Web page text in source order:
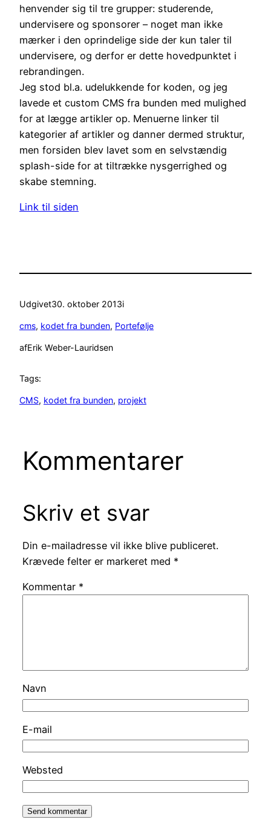
henvender sig til tre grupper: studerende,
undervisere og sponsorer – noget man ikke
mærker i den oprindelige side der kun taler til
undervisere, og derfor er dette hovedpunktet i
rebrandingen.
Jeg stod bl.a. udelukkende for koden, og jeg
lavede et custom CMS fra bunden med mulighed
for at lægge artikler op. Menuerne linker til
kategorier af artikler og danner dermed struktur,
men forsiden blev lavet som en selvstændig
splash-side for at tiltrække nysgerrighed og
skabe stemning.
Link til siden
Udgivet30. oktober 2013i
cms, kodet fra bunden, Portefølje
afErik Weber-Lauridsen
Tags:
CMS, kodet fra bunden, projekt
Kommentarer
Skriv et svar
Din e-mailadresse vil ikke blive publiceret.
Krævede felter er markeret med *
Kommentar *
Navn
E-mail
Websted